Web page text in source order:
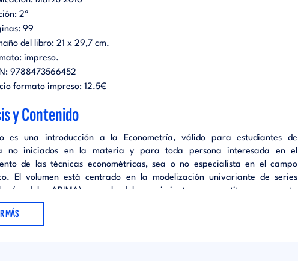
2ª
99
del libro: 21 x 29,7 cm.
impreso.
9788473566452
formato impreso: 12.5€
y Contenido
es una introducción a la Econometría, válido para estudiantes de
no iniciados en la materia y para toda persona interesada en el
de las técnicas econométricas, sea o no especialista en el campo
El volumen está centrado en la modelización univariante de series
(modelos ARIMA), parcela del conocimiento que constituye una parte
de un primer curso de Econometría. Aunque se trata de un texto
pretende proporcionar al estudiante un conocimiento teórico-práctico
MÁS